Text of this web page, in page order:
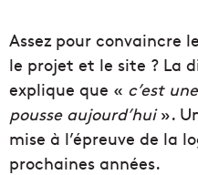
Assez pour convaincre
le projet et le site ? La
explique que « c’est
pousse aujourd’hui».
mise à l’épreuve de la
prochaines années.